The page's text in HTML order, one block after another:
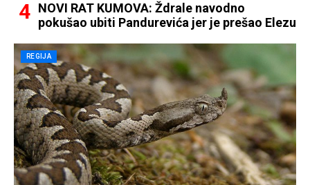
NOVI RAT KUMOVA: Ždrale navodno
pokušao ubiti Pandurevića jer je prešao Elezu
REGIJA